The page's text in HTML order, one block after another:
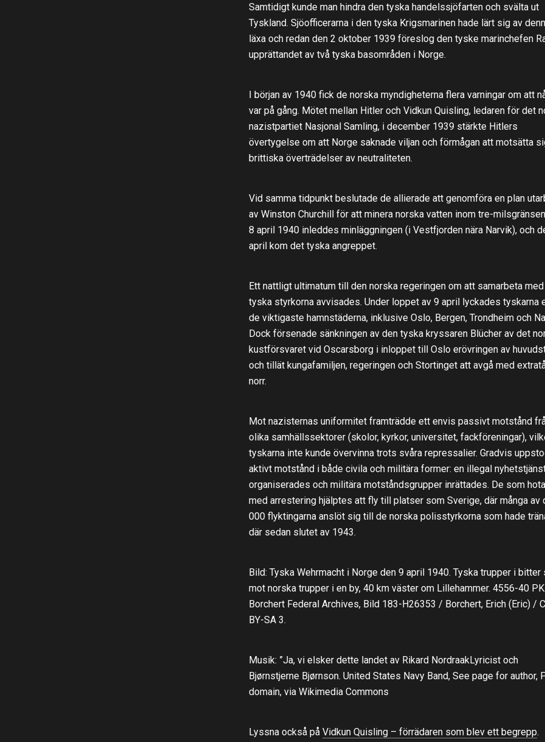
Samtidigt kunde man hindra den tyska handelssjöfarten och svälta ut
Tyskland. Sjöofficerarna i den tyska Krigsmarinen hade lärt sig av
läxa och redan den 2 oktober 1939 föreslog den tyske marinchefen
upprättandet av två tyska basområden i Norge.
I början av 1940 fick de norska myndigheterna flera varningar om att
var på gång. Mötet mellan Hitler och Vidkun Quisling, ledaren för det
nazistpartiet Nasjonal Samling, i december 1939 stärkte Hitlers
övertygelse om att Norge saknade viljan och förmågan att motsätta
brittiska överträdelser av neutraliteten.
Vid samma tidpunkt beslutade de allierade att genomföra en plan
av Winston Churchill för att minera norska vatten inom tre-
8 april 1940 inleddes minläggningen (i Vestfjorden nära Narvik), och
april kom det tyska angreppet.
Ett nattligt ultimatum till den norska regeringen om att samarbeta
tyska styrkorna avvisades. Under loppet av 9 april lyckades tyskarna
de viktigaste hamnstäderna, inklusive Oslo, Bergen, Trondheim och
Dock försenade sänkningen av den tyska kryssaren Blücher av det
kustförsvaret vid Oscarsborg i inloppet till Oslo erövringen av
och tillät kungafamiljen, regeringen och Stortinget att avgå med
norr.
Mot nazisternas uniformitet framträdde ett envis passivt motstånd
olika samhällssektorer (skolor, kyrkor, universitet, fackföreningar),
tyskarna inte kunde övervinna trots svåra repressalier. Gradvis
aktivt motstånd i både civila och militära former: en illegal
organiserades och militära motståndsgrupper inrättades. De som
med arrestering hjälptes att fly till platser som Sverige, där många av
000 flyktingarna anslöt sig till de norska polisstyrkorna som hade
där sedan slutet av 1943.
Bild: Tyska Wehrmacht i Norge den 9 april 1940. Tyska trupper i bitter
mot norska trupper i en by, 40 km väster om Lillehammer. 4556-40
Borchert Federal Archives, Bild 183-H26353 / Borchert, Erich (Eric) /
BY-SA 3.
Musik: ”Ja, vi elsker dette landet av Rikard NordraakLyricist och
Bjørnstjerne Bjørnson. United States Navy Band, See page for author,
domain, via Wikimedia Commons
Lyssna också på Vidkun Quisling – förrädaren som blev ett begrepp.